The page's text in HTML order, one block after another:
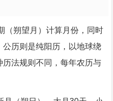
（朔望月）计算月份，同时
历则是纯阳历，以地球绕
法规则不同，每年农历与